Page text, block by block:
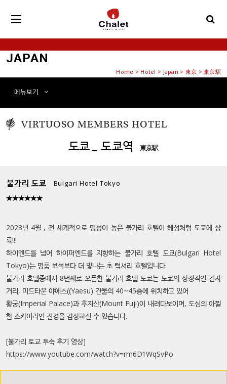
JAPAN
Home > Hotel > Japan > 東京 > 東京駅
메뉴보기
도쿄_ 도쿄역 東京駅
VIRTUOSO MEMBERS HOTEL
불가리 도쿄 Bulgari Hotel Tokyo
★★★★★★
2023년 4월 , 전 세계적으로 명성이 높은 불가리 호텔이 혜성처럼 도쿄에 상
륙!!!
하이엔드를 넘어 하이퍼엔드를 지향하는 불가리 호텔 도쿄(Bulgari Hotel
Tokyo)는 명품 보석보다 더 빛나는 초 럭셔리 호텔입니다.
불가리 호텔중에서 8번째로 오픈한 불가리 호텔 도쿄는 도쿄의 상징적인 긴자
거리, 미드타운 야에스((Yaesu) 건물의 40~45층에 위치하고 있어
황궁(Imperial Palace)과 후지산(Mount Fuji)이 내려다보이며, 도심의 아찔
한 스카이라인 전경을 감상하실 수 있습니다.
[불가리 토교 투숙 후기 영상]
https://www.youtube.com/watch?v=rm6D1WqSvPo